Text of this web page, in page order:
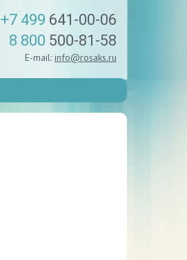
+7 499 641-00-06
8 800 500-81-58
E-mail: info@rosaks.ru